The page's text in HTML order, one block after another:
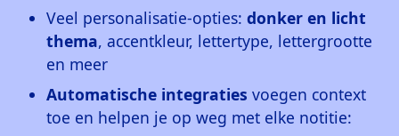
Veel personalisatie-opties: donker en licht
thema, accentkleur, lettertype, lettergrootte
en meer
Automatische integraties voegen context
toe en helpen je op weg met elke notitie: